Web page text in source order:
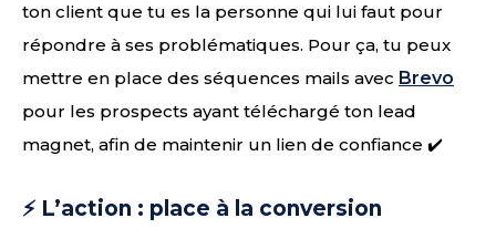
ton client que tu es la personne qui lui faut pour
répondre à ses problématiques. Pour ça, tu peux
mettre en place des séquences mails avec Brevo
pour les prospects ayant téléchargé ton lead
magnet, afin de maintenir un lien de confiance ✔️
⚡️ L’action : place à la conversion